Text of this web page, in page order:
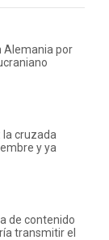
Alemania por
la cruzada
y ya
de contenido
transmitir el